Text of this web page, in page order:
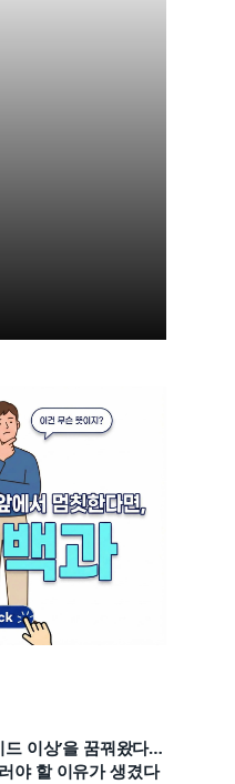
드 이상’을 꿈꿔왔다…
야 할 이유가 생겼다